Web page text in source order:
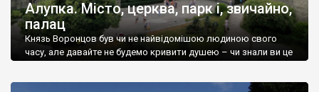
Алупка. Місто, церква, парк і, звичайно,
палац
Князь Воронцов був чи не найвідомішою людиною свого
часу, але давайте не будемо кривити душею – чи знали ви це